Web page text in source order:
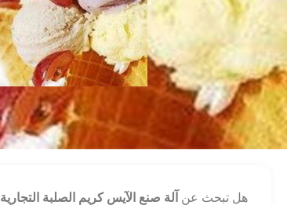
هل تبحث عن آلة صنع الآيس كريم الصلبة التجارية